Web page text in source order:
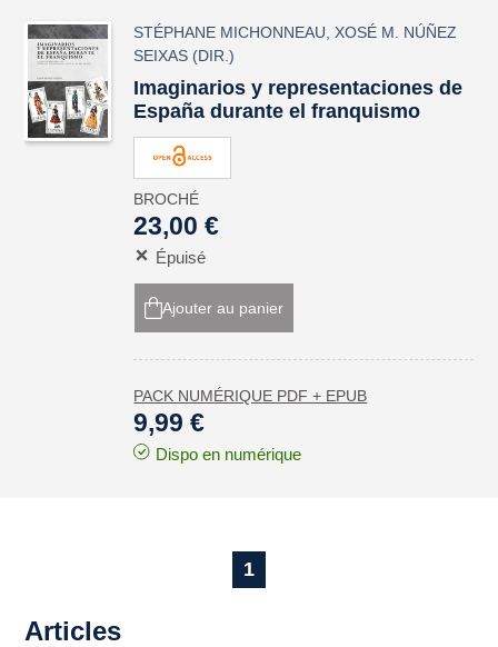
STÉPHANE MICHONNEAU
XOSÉ M. NÚÑEZ
SEIXAS (DIR.)
Imaginarios y representaciones de
España durante el franquismo
BROCHÉ
23,00 €
Épuisé
Ajouter au panier
PACK NUMÉRIQUE PDF + EPUB
9,99 €
Dispo en numérique
1
Articles